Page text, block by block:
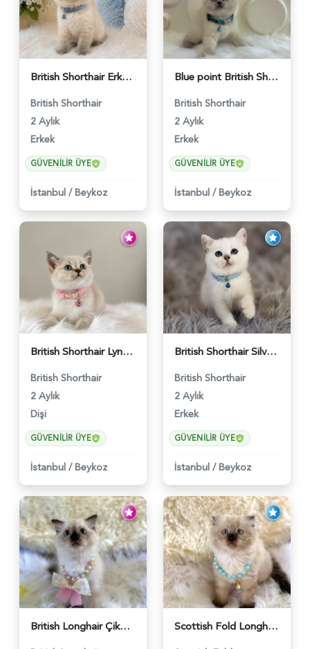
British Shorthair Erkek Bluepoint 2 Aylık - 4448
British Shorthair
2 Aylık
Erkek
GÜVENILIR ÜYE
İstanbul / Beykoz
Blue point British Shorthair Kedim 2 Aylık - 4132
British Shorthair
2 Aylık
Erkek
GÜVENILIR ÜYE
İstanbul / Beykoz
British Shorthair Lynx Point Dişi Yavrumuz Yuva Arıyor - 5148
British Shorthair
2 Aylık
Dişi
GÜVENILIR ÜYE
İstanbul / Beykoz
British Shorthair Silver Point Erkek 2 Aylık - 6122
British Shorthair
2 Aylık
Erkek
GÜVENILIR ÜYE
İstanbul / Beykoz
British Longhair Çikolata Nadir Renk Göz Kamaştırıcı - 6117 Scottish Fold Longhair Çikolata Erkek Yavrumuz - 6119